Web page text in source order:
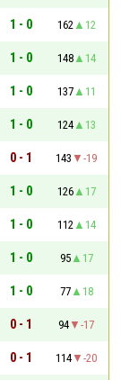
1 - 0 162
12
1 - 0 148
14
1 - 0 137
11
1 - 0 124
13
0 - 1 143
-19
1 - 0 126
17
1 - 0 112
14
1 - 0 95
17
1 - 0 77
18
0 - 1 94
-17
0 - 1 114
-20